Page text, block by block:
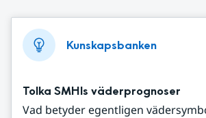
Kunskapsbanken
Tolka SMHIs väderprognoser
Vad betyder egentligen